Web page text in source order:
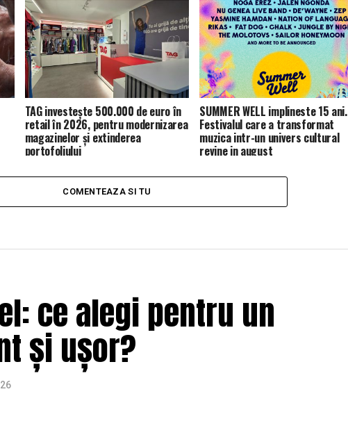
TAG investește 500.000 de euro în
retail în 2026, pentru modernizarea
magazinelor și extinderea
portofoliului
SUMMER WELL implineste 15 ani.
Festivalul care a transformat
muzica intr-un univers cultural
revine in august
COMENTEAZA SI TU
ce alegi pentru un
și ușor?